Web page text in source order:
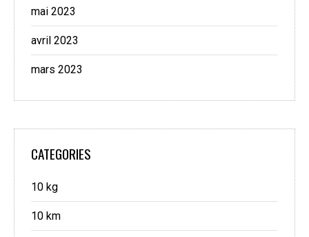
mai 2023
avril 2023
mars 2023
CATEGORIES
10 kg
10 km